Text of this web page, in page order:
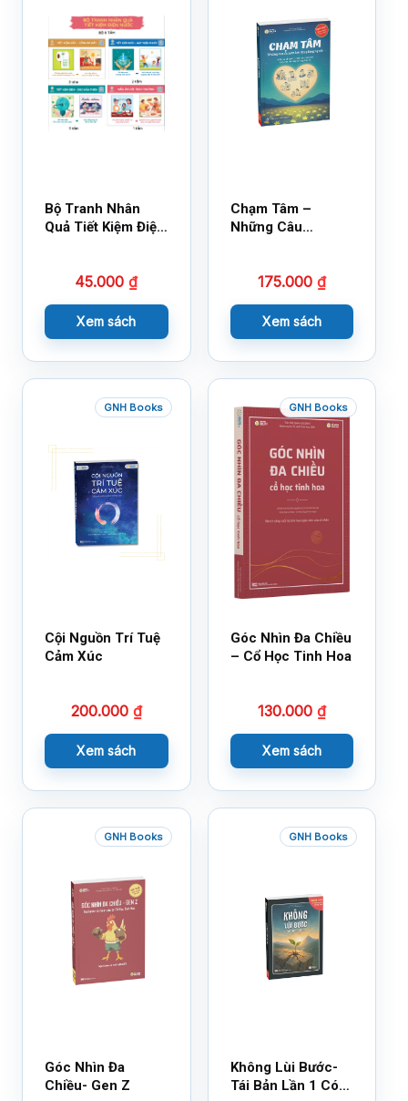
Bộ Tranh Nhân
Quả Tiết Kiệm Điện
45.000₫
Xem sách
Chạm Tâm –
Những Câu
175.000 ₫
Xem sách
GNH Books
Cội Nguồn Trí Tuệ
Cảm Xúc
200.000 ₫
Xem sách
GNH Books
Góc Nhìn Đa Chiều
– Cổ Học Tinh Hoa
130.000 ₫
Xem sách
GNH Books
Góc Nhìn Đa
Chiều- Gen Z
GNH Books
Không Lùi Bước-
Tái Bản Lần 1 Có